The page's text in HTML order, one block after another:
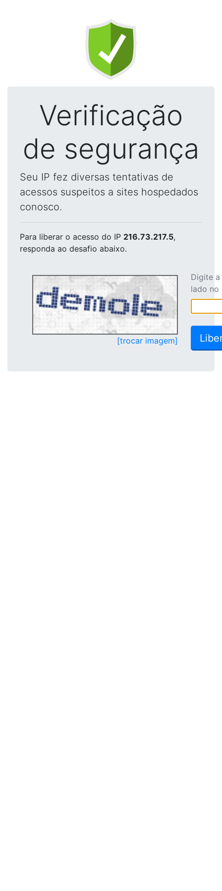
Verificação
de segurança
Seu IP fez diversas tentativas de
acessos suspeitos a sites hospedados
conosco.
Para liberar o acesso do IP 216.73.217.5,
responda ao desafio abaixo.
[trocar imagem]
Digite
lado no